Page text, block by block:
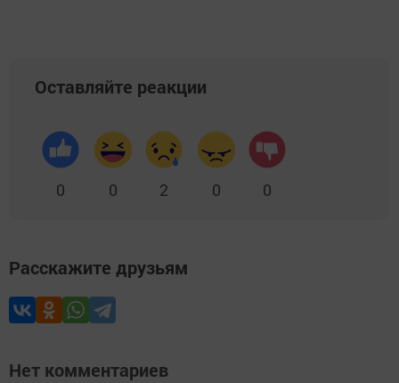
Оставляйте реакции
0 0 2 0 0
Расскажите друзьям
Нет комментариев